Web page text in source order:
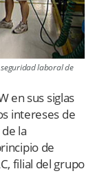
laboral de
en sus siglas
intereses de
la
de
filial del grupo